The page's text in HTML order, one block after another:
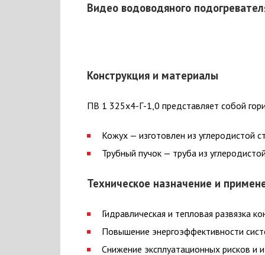
Видео водоводяного
Конструкция и материалы
ПВ 1 325х4-Г-1,0 представляет собой
Кожух — изготовлен из углеродистой
Трубный пучок — труба из
Техническое назначение и
Гидравлическая и тепловая развязка
Повышение энергоэффективности
Снижение эксплуатационных рисков и